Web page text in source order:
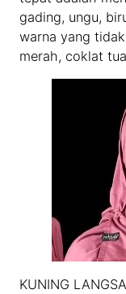
gading, ungu,
warna yang
merah, coklat
KUNING